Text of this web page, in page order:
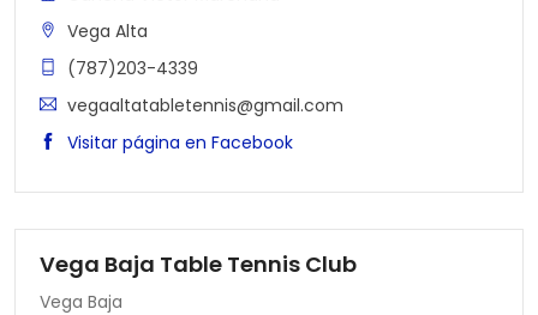
Vega Alta
(787)203-4339
vegaaltatabletennis@gmail.com
Visitar página en Facebook
Vega Baja Table Tennis Club
Vega Baja